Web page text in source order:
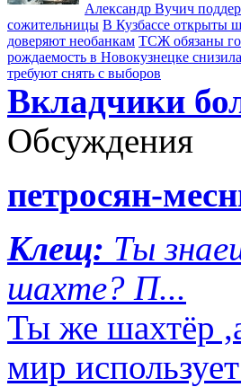
Александр Вучич
сожительницы В Кузбассе открыты
доверяют необанкам ТСЖ обязаны
рождаемость в Новокузнецке
требуют снять с выборов
Вкладчики
Обсуждения
петросян-
Клещ: Ты
шахте? П...
Ты же шахтёр
мир